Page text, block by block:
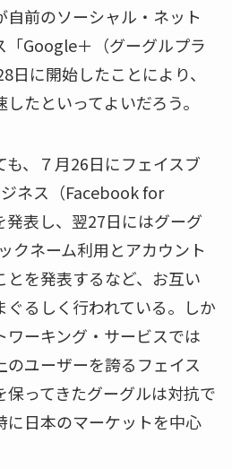
自前のソーシャル・ネット
「Google＋（グーグルプラ
日に開始したことにより、
たといってよいだろう。
、７月26日にフェイスブ
ネス（Facebook for
発表し、翌27日にはグーグ
クネーム利用とアカウント
を発表するなど、お互い
るしく行われている。しか
ワーキング・サービスでは
ユーザーを誇るフェイス
保ってきたグーグルは対抗で
に日本のマーケットを中心